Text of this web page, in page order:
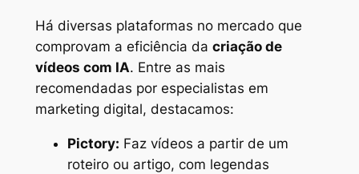
Há diversas plataformas no mercado que
comprovam a eficiência da criação de
vídeos com IA. Entre as mais
recomendadas por especialistas em
marketing digital, destacamos:
Pictory: Faz vídeos a partir de um
roteiro ou artigo, com legendas